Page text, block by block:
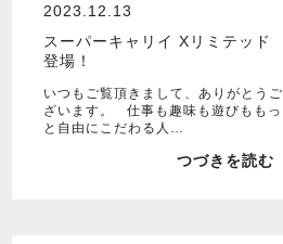
2023.12.13
スーパーキャリイ Xリミテッド
登場！
いつもご覧頂きまして、ありがとうご
ざいます。 仕事も趣味も遊びももっ
と自由にこだわる人…
つづきを読む